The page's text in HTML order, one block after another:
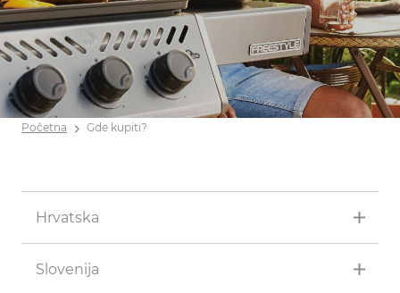
Početna Gde kupiti?
Hrvatska
Slovenija